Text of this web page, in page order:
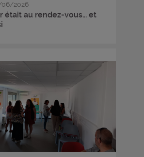
2026
était au rendez-vous... et